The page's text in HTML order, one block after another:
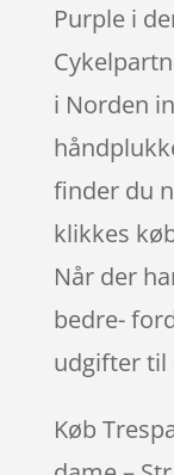
Purple i
i Norden
finder du
klikkes
Når der
bedre-
udgifter til
Køb